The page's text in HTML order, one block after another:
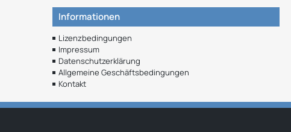
Informationen
Lizenzbedingungen
Impressum
Datenschutzerklärung
Allgemeine Geschäftsbedingungen
Kontakt